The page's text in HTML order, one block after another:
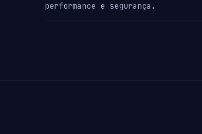
performance e segurança.